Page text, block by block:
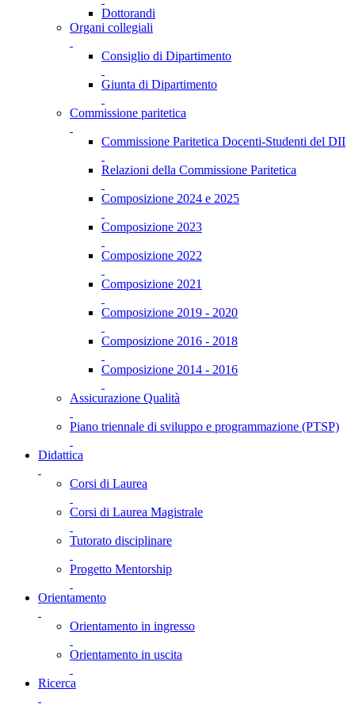
Dottorandi
Organi collegiali
Consiglio di Dipartimento
Giunta di Dipartimento
Commissione paritetica
Commissione Paritetica Docenti-Studenti del DII
Relazioni della Commissione Paritetica
Composizione 2024 e 2025
Composizione 2023
Composizione 2022
Composizione 2021
Composizione 2019 - 2020
Composizione 2016 - 2018
Composizione 2014 - 2016
Assicurazione Qualità
Piano triennale di sviluppo e programmazione (PTSP)
Didattica
Corsi di Laurea
Corsi di Laurea Magistrale
Tutorato disciplinare
Progetto Mentorship
Orientamento
Orientamento in ingresso
Orientamento in uscita
Ricerca